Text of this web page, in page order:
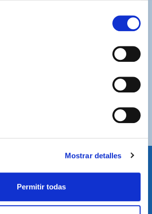
Mostrar detalles
Permitir todas
de pago segura a través de tarjeta o
Restablecer el idioma Volver arriba